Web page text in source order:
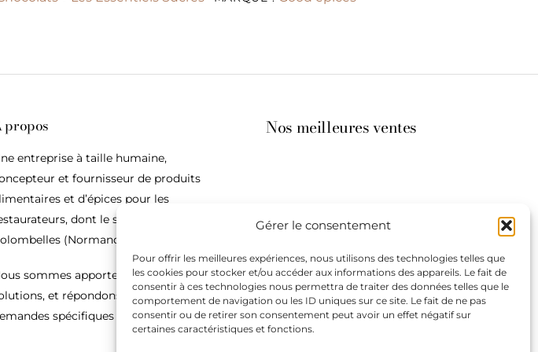
Gérer le consentement
Pour offrir les meilleures expériences, nous utilisons des technologies telles que
les cookies pour stocker et/ou accéder aux informations des appareils. Le fait de
consentir à ces technologies nous permettra de traiter des données telles que le
comportement de navigation ou les ID uniques sur ce site. Le fait de ne pas
consentir ou de retirer son consentement peut avoir un effet négatif sur
certaines caractéristiques et fonctions.
propos
entreprise à taille humaine,
et fournisseur de produits
et d’épices pour les
dont le siège social est à
(Normandie).
sommes apporteurs d’idées, de
et répondons présents pour les
spécifiques des restaurateurs.
Nos meilleures ventes